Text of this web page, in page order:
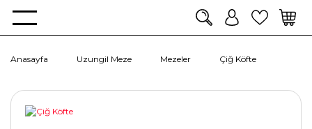
Anasayfa Uzungil Meze Mezeler Çiğ Köfte